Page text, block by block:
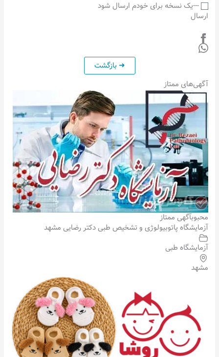
---یک نسخه برای خودم ارسال شود
ارسال
آگهی‌های ممتاز
محبوبآگهی ممتاز
آزمایشگاه پاتوبیولوژی و تشخیص طبی دکتر رضایی مشهد
آزمایشگاه طبی
مشهد